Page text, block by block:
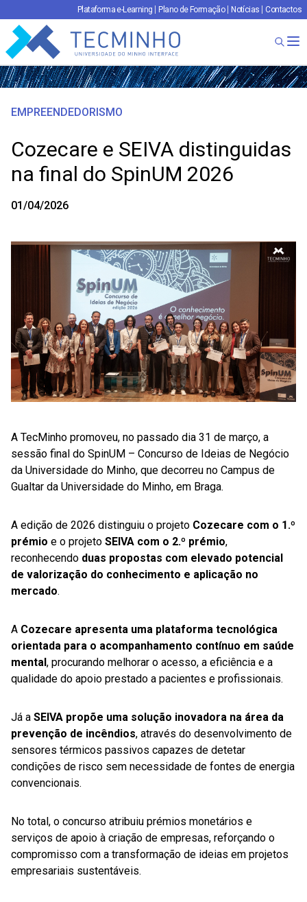
Plataforma e-Learning Plano de Formação Notícias Contactos
TECMINHO
EMPREENDEDORISMO
Cozecare e SEIVA distinguidas
na final do SpinUM 2026
01/04/2026
A TecMinho promoveu, no passado dia 31 de março, a
sessão final do SpinUM – Concurso de Ideias de Negócio
da Universidade do Minho, que decorreu no Campus de
Gualtar da Universidade do Minho, em Braga.
A edição de 2026 distinguiu o projeto Cozecare com o 1.º
prémio e o projeto SEIVA com o 2.º prémio,
reconhecendo duas propostas com elevado potencial
de valorização do conhecimento e aplicação no
mercado.
A Cozecare apresenta uma plataforma tecnológica
orientada para o acompanhamento contínuo em saúde
mental , procurando melhorar o acesso, a eficiência e a
qualidade do apoio prestado a pacientes e profissionais.
Já a SEIVA propõe uma solução inovadora na área da
prevenção de incêndios, através do desenvolvimento de
sensores térmicos passivos capazes de detetar
condições de risco sem necessidade de fontes de energia
convencionais.
No total, o concurso atribuiu prémios monetários e
serviços de apoio à criação de empresas, reforçando o
compromisso com a transformação de ideias em projetos
empresariais sustentáveis.